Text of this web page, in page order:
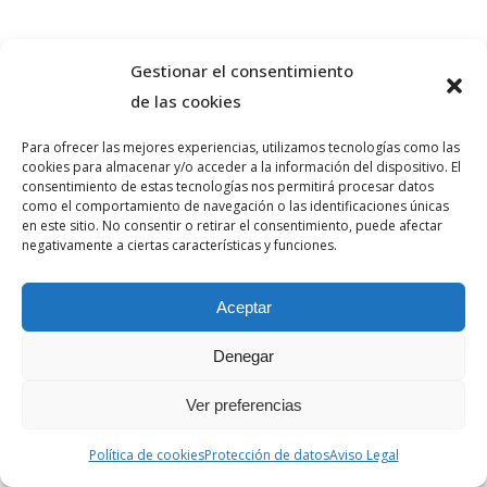
Gestionar el consentimiento
de las cookies
Para ofrecer las mejores experiencias, utilizamos tecnologías como las
cookies para almacenar y/o acceder a la información del dispositivo. El
consentimiento de estas tecnologías nos permitirá procesar datos
como el comportamiento de navegación o las identificaciones únicas
en este sitio. No consentir o retirar el consentimiento, puede afectar
negativamente a ciertas características y funciones.
Aceptar
Denegar
Ver preferencias
Política de cookiesProtección de datosAviso Legal